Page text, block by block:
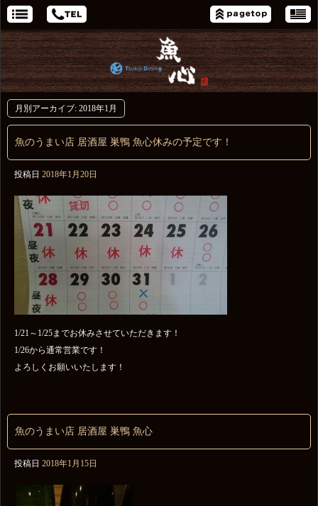
月別アーカイブ: 2018年1月
魚のうまい店 居酒屋 巣鴨 魚心休みの予定です！
投稿日 2018年1月20日
1/21～1/25までお休みさせていただきます！
1/26から通常営業です！
よろしくお願いいたします！
魚のうまい店 居酒屋 巣鴨 魚心
投稿日 2018年1月15日